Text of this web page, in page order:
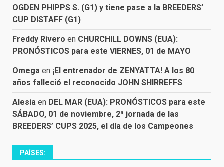
OGDEN PHIPPS S. (G1) y tiene pase a la BREEDERS’
CUP DISTAFF (G1)
Freddy Rivero en CHURCHILL DOWNS (EUA):
PRONÓSTICOS para este VIERNES, 01 de MAYO
Omega en ¡El entrenador de ZENYATTA! A los 80
años falleció el reconocido JOHN SHIRREFFS
Alesia en DEL MAR (EUA): PRONÓSTICOS para este
SÁBADO, 01 de noviembre, 2ª jornada de las
BREEDERS’ CUPS 2025, el día de los Campeones
PAÍSES: